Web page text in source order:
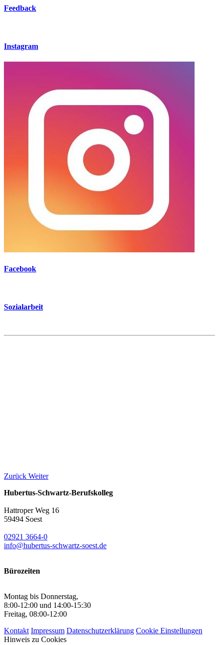
Feedback
Instagram
Facebook
Sozialarbeit
Zurück Weiter
Hubertus-Schwartz-Berufskolleg
Hattroper Weg 16
59494 Soest
02921 3664-0
info@hubertus-schwartz-soest.de
Bürozeiten
Montag bis Donnerstag,
8:00-12:00 und 14:00-15:30
Freitag, 08:00-12:00
Kontakt Impressum Datenschutzerklärung Cookie Einstellungen
Hinweis zu Cookies